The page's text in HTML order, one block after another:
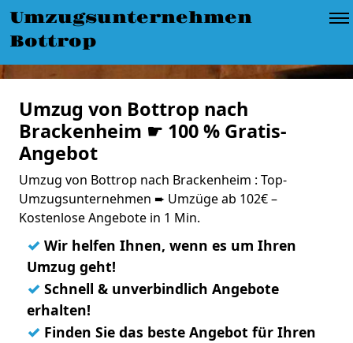
Umzugsunternehmen
Bottrop
Umzug von Bottrop nach
Brackenheim ☛ 100 % Gratis-
Angebot
Umzug von Bottrop nach Brackenheim : Top-
Umzugsunternehmen ➨ Umzüge ab 102€ –
Kostenlose Angebote in 1 Min.
✓ Wir helfen Ihnen, wenn es um Ihren
Umzug geht!
✓ Schnell & unverbindlich Angebote
erhalten!
✓ Finden Sie das beste Angebot für Ihren